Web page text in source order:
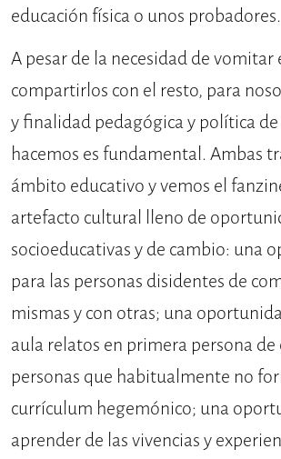
educación física o unos probadores.
A pesar de la necesidad de vomitar
compartirlos con el resto, para
y finalidad pedagógica y política de
hacemos es fundamental. Ambas
ámbito educativo y vemos el
artefacto cultural lleno de
socioeducativas y de cambio: una
para las personas disidentes de
mismas y con otras; una
aula relatos en primera persona de
personas que habitualmente no
currículum hegemónico; una
aprender de las vivencias y